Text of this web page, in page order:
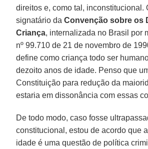
direitos e, como tal, inconstitucional.
signatário daConvenção sobre os
Criança, internalizada no Brasil por
nº 99.710 de 21 de novembro de
define como criança todo ser
dezoito anos de idade. Penso que
Constituição para redução da
estaria em dissonância com essas
De todo modo, caso fosse
constitucional, estou de acordo que
idade é uma questão de política